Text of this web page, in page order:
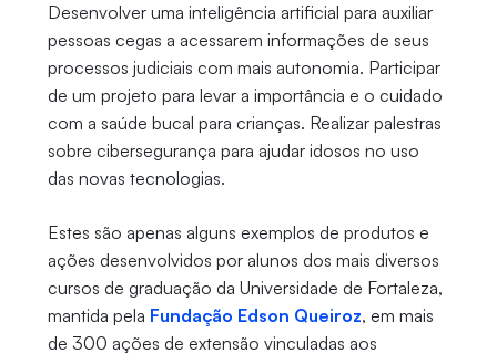
Desenvolver uma inteligência artificial para auxiliar
pessoas cegas a acessarem informações de seus
processos judiciais com mais autonomia. Participar
de um projeto para levar a importância e o cuidado
com a saúde bucal para crianças. Realizar palestras
sobre cibersegurança para ajudar idosos no uso
das novas tecnologias.
Estes são apenas alguns exemplos de produtos e
ações desenvolvidos por alunos dos mais diversos
cursos de graduação da Universidade de Fortaleza,
mantida pela Fundação Edson Queiroz, em mais
de 300 ações de extensão vinculadas aos